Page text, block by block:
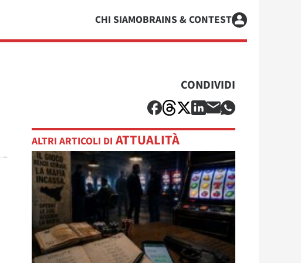
CHI SIAMOBRAINS & CONTEST
CONDIVIDI
ALTRI ARTICOLI DI ATTUALITÀ